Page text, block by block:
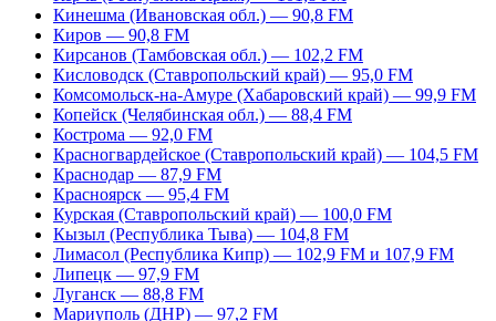
Кинешма (Ивановская обл.) — 90,8 FM
Киров — 90,8 FM
Кирсанов (Тамбовская обл.) — 102,2 FM
Кисловодск (Ставропольский край) — 95,0 FM
Комсомольск-на-Амуре (Хабаровский край) — 99,9 FM
Копейск (Челябинская обл.) — 88,4 FM
Кострома — 92,0 FM
Красногвардейское (Ставропольский край) — 104,5 FM
Краснодар — 87,9 FM
Красноярск — 95,4 FM
Курская (Ставропольский край) — 100,0 FM
Кызыл (Республика Тыва) — 104,8 FM
Лимасол (Республика Кипр) — 102,9 FM и 107,9 FM
Липецк — 97,9 FM
Луганск — 88,8 FM
Мариуполь (ДНР) — 97,2 FM